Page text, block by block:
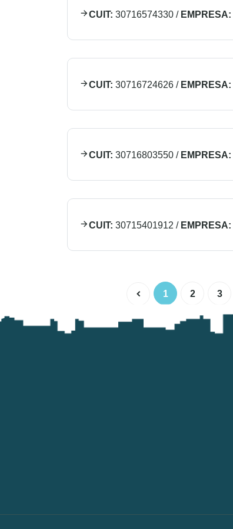
CUIT: 30716574330 / EMPRESA:
CUIT: 30716724626 / EMPRESA:
CUIT: 30716803550 / EMPRESA:
CUIT: 30715401912 / EMPRESA:
1 2 3